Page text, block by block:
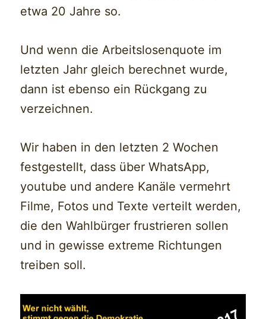
etwa 20 Jahre so.
Und wenn die Arbeitslosenquote im
letzten Jahr gleich berechnet wurde,
dann ist ebenso ein Rückgang zu
verzeichnen.
Wir haben in den letzten 2 Wochen
festgestellt, dass über WhatsApp,
youtube und andere Kanäle vermehrt
Filme, Fotos und Texte verteilt werden,
die den Wahlbürger frustrieren sollen
und in gewisse extreme Richtungen
treiben soll.